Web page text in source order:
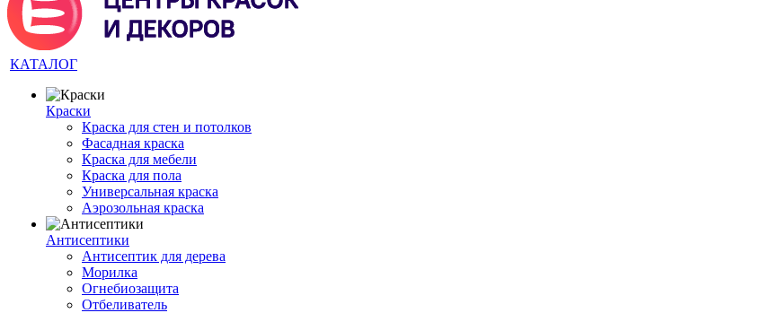
КАТАЛОГ
Краски
Краска для стен и потолков
Фасадная краска
Краска для мебели
Краска для пола
Универсальная краска
Аэрозольная краска
Антисептики
Антисептик для дерева
Морилка
Огнебиозащита
Отбеливатель